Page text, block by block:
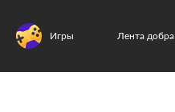
Игры Лента добра